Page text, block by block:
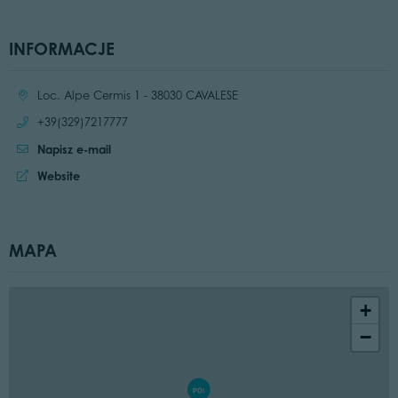
INFORMACJE
Location:Loc. Alpe Cermis 1 - 38030 CAVALESE
Call:
+39(329)7217777
Napisz e-mail
Website:
Website
MAPA
+
−